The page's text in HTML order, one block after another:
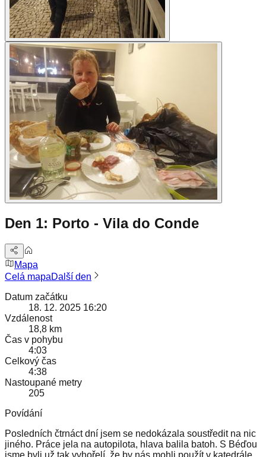
Den 1: Porto - Vila do Conde
Mapa
Celá mapaDalší den
Datum začátku
18. 12. 2025 16:20
Vzdálenost
18,8 km
Čas v pohybu
4:03
Celkový čas
4:38
Nastoupané metry
205
Povídání
Posledních čtrnáct dní jsem se nedokázala soustředit na nic
jiného. Práce jela na autopilota, hlava balila batoh. S Béďou
jsme byli už tak vyhořelí, že by nás mohli použít v katedrále